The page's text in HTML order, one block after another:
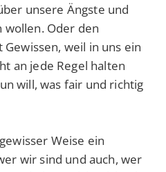
unsere Ängste und
wollen. Oder den
weil in uns ein
an jede Regel halten
will, was fair und richtig
Weise ein
wir sind und auch, wer